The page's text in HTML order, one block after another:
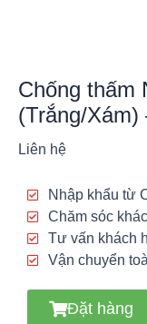
Chống thấm
(Trắng/Xám)
Liên hệ
Nhập khẩu từ
Chăm sóc
Tư vấn khách
Vận chuyển
Đặt hàng